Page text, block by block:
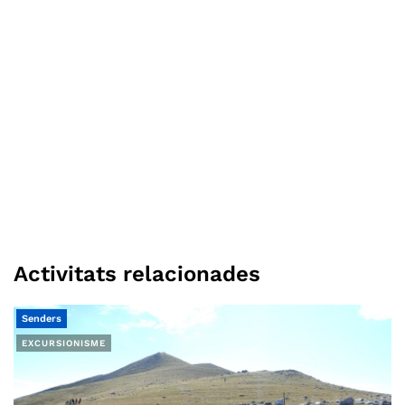
Activitats relacionades
EXCURSIONISME
Senders